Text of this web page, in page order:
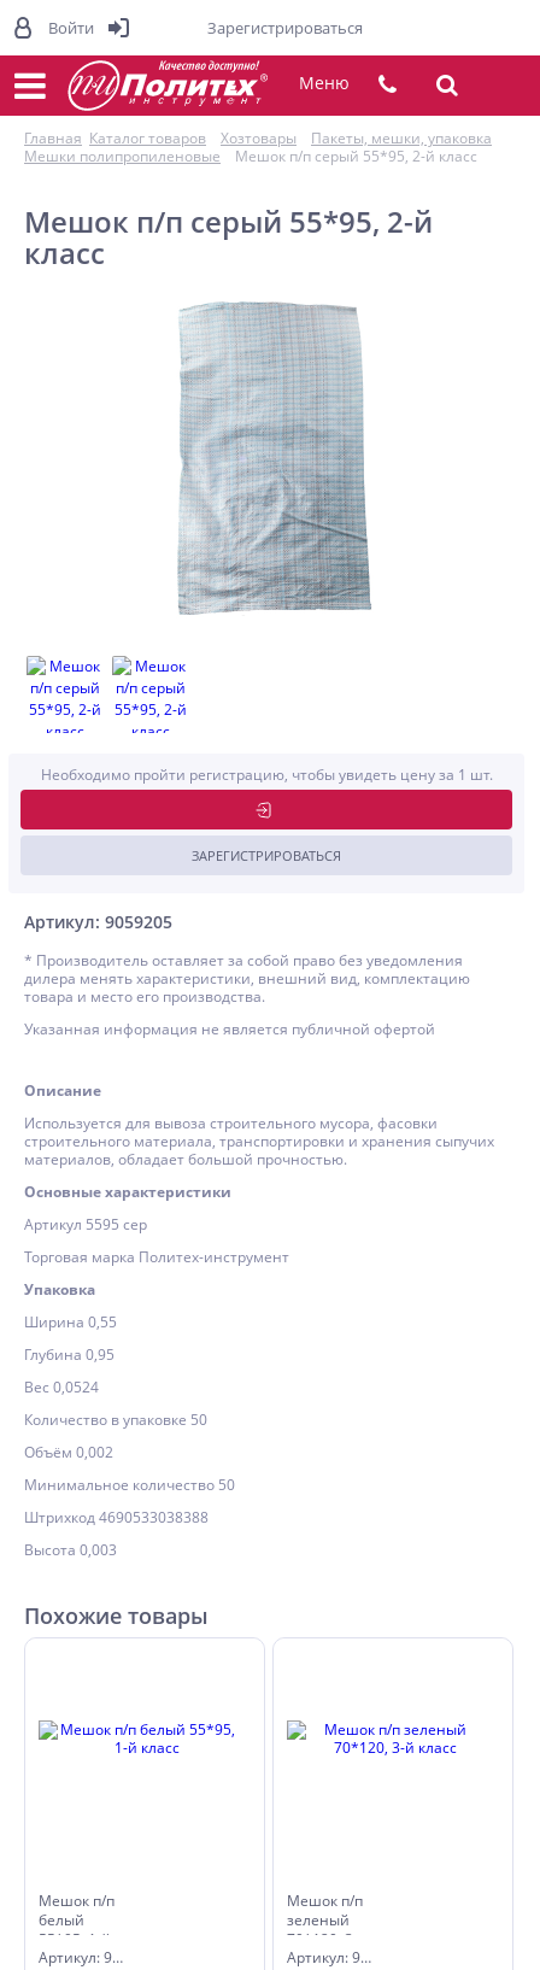
Меню
Главная Каталог товаров Хозтовары
Пакеты, мешки, упаковка
Мешки полипропиленовые
Мешок п/п серый 55*95, 2-й класс
Мешок п/п серый 55*95, 2-й
класс
Артикул: 9059205
Необходимо пройти регистрацию, чтобы увидеть цену за 1 шт.
ЗАРЕГИСТРИРОВАТЬСЯ
* Производитель оставляет за собой право без уведомления
дилера менять характеристики, внешний вид, комплектацию
товара и место его производства.
Указанная информация не является публичной офертой
Описание
Используется для вывоза строительного мусора, фасовки
строительного материала, транспортировки и хранения сыпучих
материалов, обладает большой прочностью.
Основные характеристики
Артикул 5595 сер
Торговая марка Политех-инструмент
Упаковка
Ширина 0,55
Глубина 0,95
Вес 0,0524
Количество в упаковке 50
Объём 0,002
Минимальное количество 50
Штрихкод 4690533038388
Высота 0,003
Похожие товары
Мешок п/п
белый
55*95, 1-й
класс
Артикул: 9059305
Мешок п/п
зеленый
70*120, 3-
й класс
Артикул: 9059107
Войти Зарегистрироваться